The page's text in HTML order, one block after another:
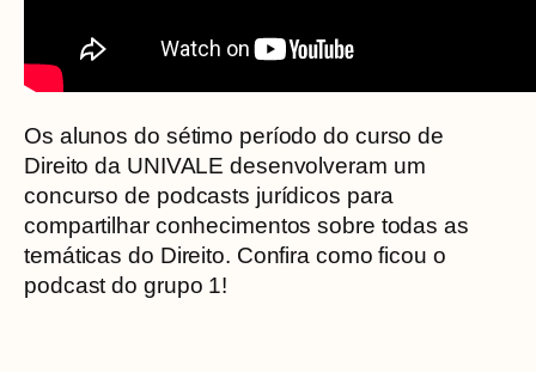
Os alunos do sétimo período do curso de
Direito da UNIVALE desenvolveram um
concurso de podcasts jurídicos para
compartilhar conhecimentos sobre todas as
temáticas do Direito. Confira como ficou o
podcast do grupo 1!